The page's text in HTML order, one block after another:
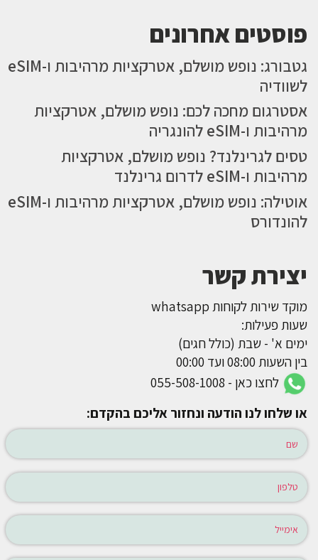
פוסטים אחרונים
גטבורג: נופש מושלם, אטרקציות מרהיבות ו-eSIM
לשוודיה
אסטרגום מחכה לכם: נופש מושלם, אטרקציות
מרהיבות ו-eSIM להונגריה
טסים לגרינלנד? נופש מושלם, אטרקציות
מרהיבות ו-eSIM לדרום גרינלנד
אוטילה: נופש מושלם, אטרקציות מרהיבות ו-eSIM
להונדורס
יצירת קשר
מוקד שירות לקוחות whatsapp
שעות פעילות:
ימים א' - שבת (כולל חגים)
בין השעות 08:00 ועד 00:00
לחצו כאן - 055-508-1008
או שלחו לנו הודעה ונחזור אליכם בהקדם: